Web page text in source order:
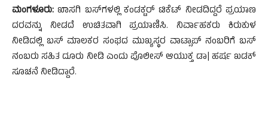
ಮಂಗಳೂರು: ಖಾಸಗಿ ಬಸ್‌ಗಳಲ್ಲಿ ಕಂಡಕ್ಟರ್‌ ಟಿಕೆಟ್‌ ನೀಡದಿದ್ದರೆ ಪ್ರಯಾಣ
ದರವನ್ನು ನೀಡದೆ ಉಚಿತವಾಗಿ ಪ್ರಯಾಣಿಸಿ. ನಿರ್ವಾಹಕರು ಕಿರುಕುಳ
ನೀಡಿದಲ್ಲಿ ಬಸ್‌ ಮಾಲಕರ ಸಂಘದ ಮುಖ್ಯಸ್ಥರ ವಾಟ್ಸಾಪ್‌ ನಂಬರಿಗೆ ಬಸ್‌
ನಂಬರು ಸಹಿತ ದೂರು ನೀಡಿ ಎಂದು ಪೊಲೀಸ್‌ ಆಯುಕ್ತ ಡಾ| ಹರ್ಷ ಖಡಕ್‌
ಸೂಚನೆ ನೀಡಿದ್ದಾರೆ.